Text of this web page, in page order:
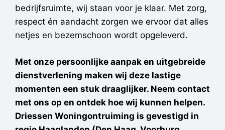
bedrijfsruimte, wij staan voor je klaar. Met zorg,
respect én aandacht zorgen we ervoor dat alles
netjes en bezemschoon wordt opgeleverd.
Met onze persoonlijke aanpak en uitgebreide
dienstverlening maken wij deze lastige
momenten een stuk draaglijker. Neem contact
met ons op en ontdek hoe wij kunnen helpen.
Driessen Woningontruiming is gevestigd in